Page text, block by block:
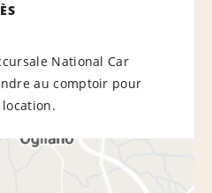
National Car
au comptoir pour